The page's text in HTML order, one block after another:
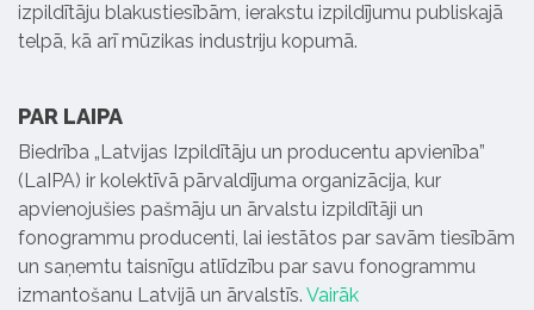
izpildītāju blakustiesībām, ierakstu izpildījumu publiskajā
telpā, kā arī mūzikas industriju kopumā.
PAR LAIPA
Biedrība „Latvijas Izpildītāju un producentu apvienība”
(LaIPA) ir kolektīvā pārvaldījuma organizācija, kur
apvienojušies pašmāju un ārvalstu izpildītāji un
fonogrammu producenti, lai iestātos par savām tiesībām
un saņemtu taisnīgu atlīdzību par savu fonogrammu
izmantošanu Latvijā un ārvalstīs. Vairāk